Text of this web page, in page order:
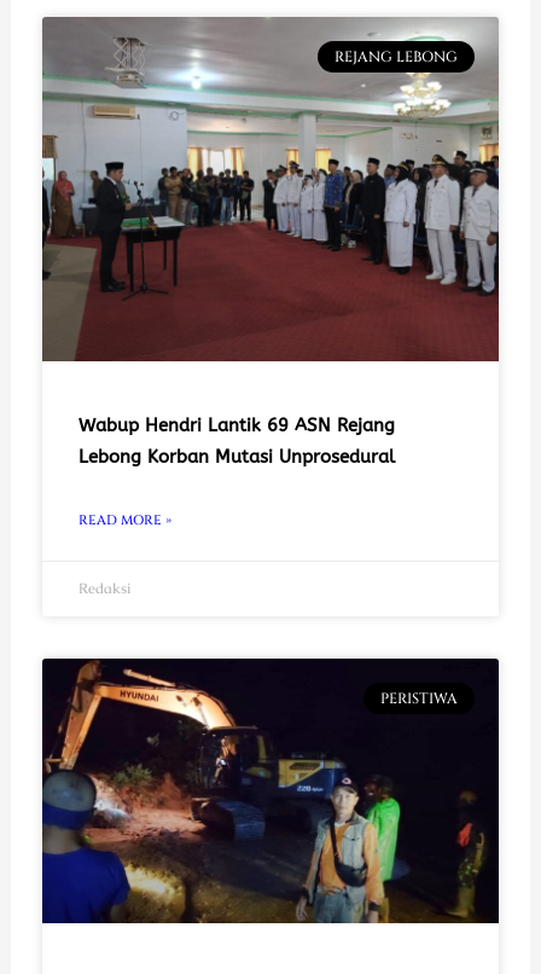
REJANG LEBONG
Wabup Hendri Lantik 69 ASN Rejang
Lebong Korban Mutasi Unprosedural
READ MORE »
Redaksi
PERISTIWA